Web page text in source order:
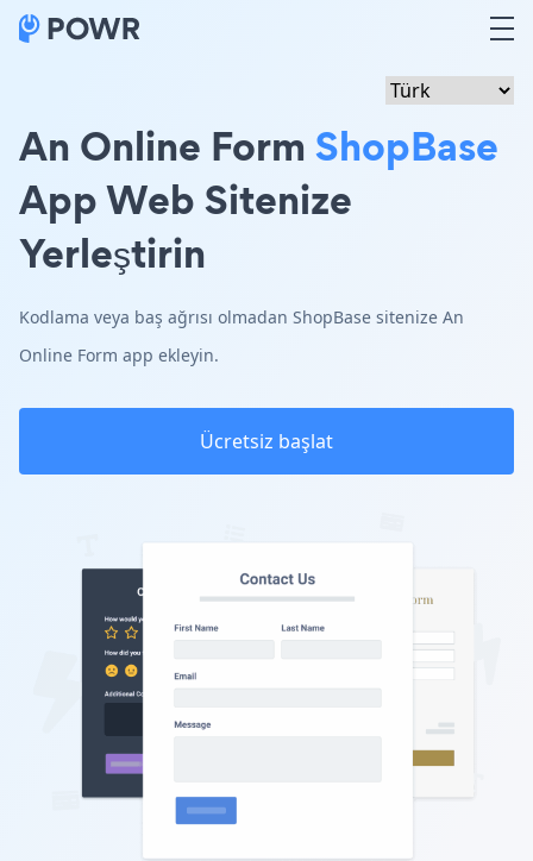
An Online Form ShopBase
App Web Sitenize
Yerleştirin
Kodlama veya baş ağrısı olmadan ShopBase sitenize An
Online Form app ekleyin.
Ücretsiz başlat